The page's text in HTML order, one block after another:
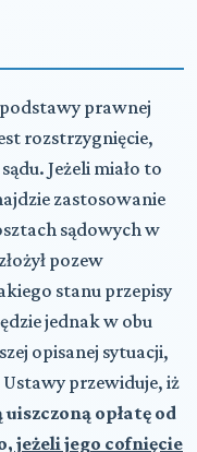
prawnej
rozstrzygnięcie,
Jeżeli miało to
zastosowanie
sądowych w
pozew
stanu przepisy
jednak w obu
opisanej sytuacji,
Ustawy przewiduje, iż
opłatę od
, jeżeli jego cofnięcie